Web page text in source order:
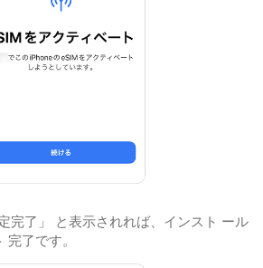
完了」 と表示されれば、インスト ール
了です。